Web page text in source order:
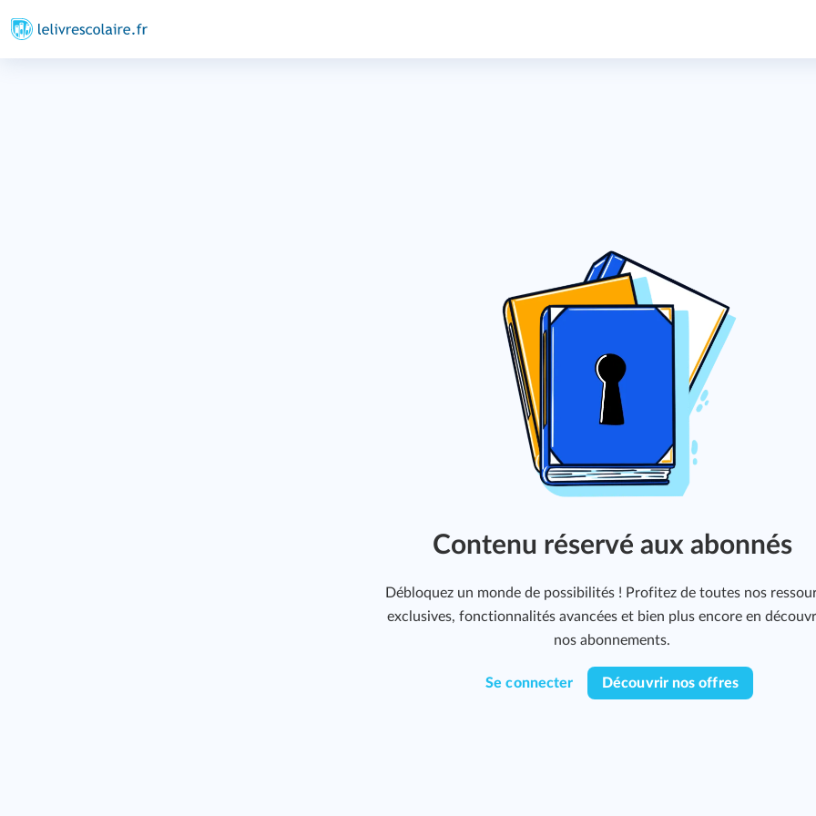
Contenu réservé aux abonnés
Débloquez un monde de possibilités ! Profitez de toutes nos
exclusives, fonctionnalités avancées et bien plus encore en
nos abonnements.
Se connecter Découvrir nos offres